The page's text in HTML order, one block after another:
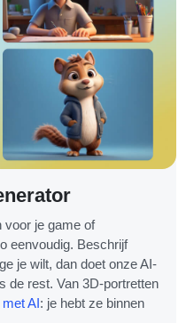
voor je game of
eenvoudig. Beschrijf
je wilt, dan doet onze AI-
de rest. Van 3D-portretten
AI : je hebt ze binnen